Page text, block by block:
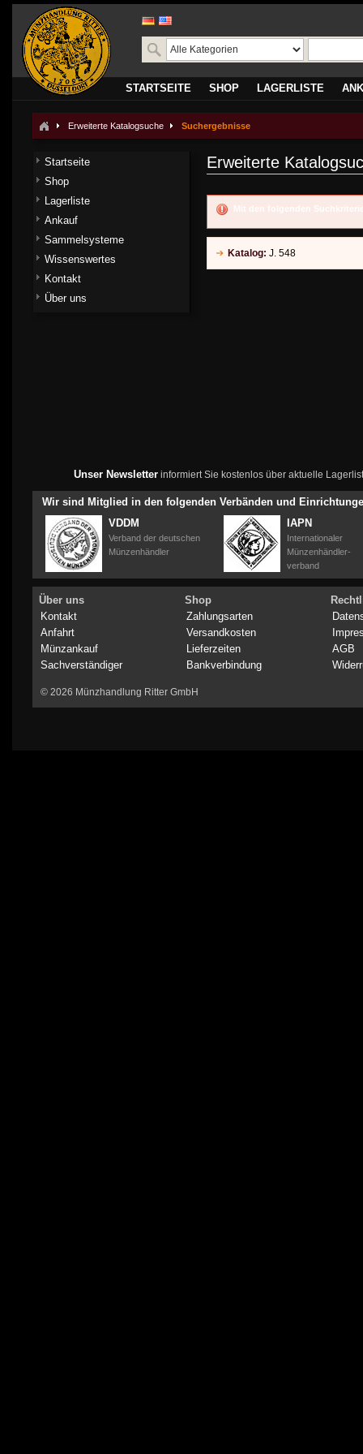
STARTSEITE SHOP LAGERLISTE
Erweiterte Katalogsuche Suchergebnisse
Erweiterte
Mit den folgenden
Katalog: J. 548
Startseite
Shop
Lagerliste
Ankauf
Sammelsysteme
Wissenswertes
Kontakt
Über uns
Unser Newsletterinformiert Sie kostenlos über aktuelle
Wir sind Mitglied in den folgenden Verbänden und
VDDM
Verband der deutschen
Münzenhändler
IAPN
Internationaler
Münzenhändler-
verband
Über uns
Kontakt
Anfahrt
Münzankauf
Sachverständiger
Shop
Zahlungsarten
Versandkosten
Lieferzeiten
Bankverbindung
AGB
© 2026 Münzhandlung Ritter GmbH